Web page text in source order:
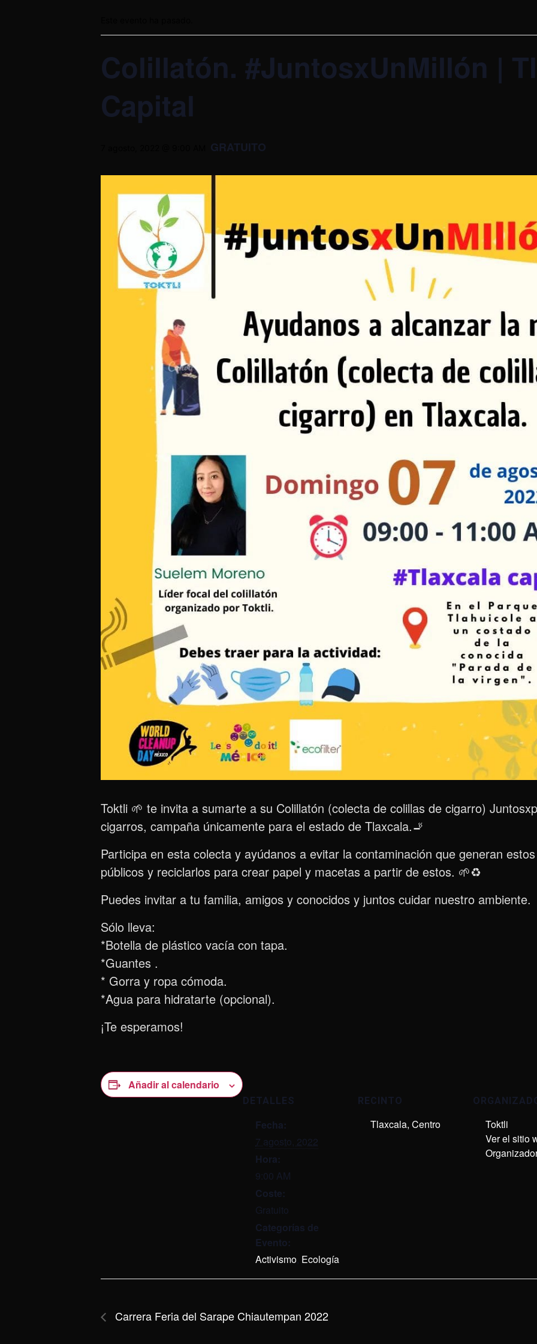
Colillatón. #JuntosxUnMillón |
Capital
GRATUITO
Toktli 🌱 te invita a sumarte a su Colillatón (colecta de colillas de cigarro)
cigarros, campaña únicamente para el estado de Tlaxcala.🚬
Participa en esta colecta y ayúdanos a evitar la contaminación que generan
públicos y reciclarlos para crear papel y macetas a partir de estos. 🌱♻️
Puedes invitar a tu familia, amigos y conocidos y juntos cuidar nuestro ambiente.
Sólo lleva:
*Botella de plástico vacía con tapa.
*Guantes .
* Gorra y ropa cómoda.
*Agua para hidratarte (opcional).
¡Te esperamos!
Añadir al calendario
DETALLES
Fecha:
7 agosto, 2022
Hora:
9:00 AM
Coste:
Gratuito
Categorías de
Evento:
Activismo, Ecología
RECINTO
Tlaxcala, Centro
Toktli
Ver el sitio
Carrera Feria del Sarape Chiautempan 2022